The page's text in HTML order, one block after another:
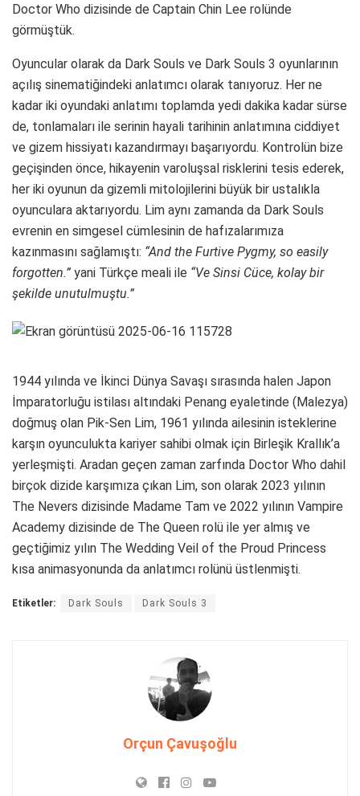
Doctor Who dizisinde de Captain Chin Lee rolünde
görmüştük.
Oyuncular olarak da Dark Souls ve Dark Souls 3 oyunlarının
açılış sinematiğindeki anlatımcı olarak tanıyoruz. Her ne
kadar iki oyundaki anlatımı toplamda yedi dakika kadar sürse
de, tonlamaları ile serinin hayali tarihinin anlatımına ciddiyet
ve gizem hissiyatı kazandırmayı başarıyordu. Kontrolün bize
geçişinden önce, hikayenin varoluşsal risklerini tesis ederek,
her iki oyunun da gizemli mitolojilerini büyük bir ustalıkla
oyunculara aktarıyordu. Lim aynı zamanda da Dark Souls
evrenin en simgesel cümlesinin de hafızalarımıza
kazınmasını sağlamıştı: “And the Furtive Pygmy, so easily
forgotten.” yani Türkçe meali ile “Ve Sinsi Cüce, kolay bir
şekilde unutulmuştu.”
1944 yılında ve İkinci Dünya Savaşı sırasında halen Japon
İmparatorluğu istilası altındaki Penang eyaletinde (Malezya)
doğmuş olan Pik-Sen Lim, 1961 yılında ailesinin isteklerine
karşın oyunculukta kariyer sahibi olmak için Birleşik Krallık’a
yerleşmişti. Aradan geçen zaman zarfında Doctor Who dahil
birçok dizide karşımıza çıkan Lim, son olarak 2023 yılının
The Nevers dizisinde Madame Tam ve 2022 yılının Vampire
Academy dizisinde de The Queen rolü ile yer almış ve
geçtiğimiz yılın The Wedding Veil of the Proud Princess
kısa animasyonunda da anlatımcı rolünü üstlenmişti.
Etiketler: Dark Souls Dark Souls 3
Orçun Çavuşoğlu